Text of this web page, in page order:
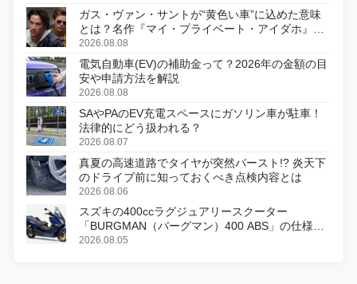
ガス・ヴァン・サントが“黄色い車”に込めた意味
とは？名作『マイ・プライベート・アイダホ』が
初のデジタルリマスター版で復活
2026.08.08
電気自動車(EV)の補助金って？2026年の金額の目
安や申請方法を解説
2026.08.08
SAやPAのEV充電スペースにガソリン車が駐車！
法律的にどう扱われる？
2026.08.07
真夏の高速道路でタイヤが突然バースト!? 炎天下
のドライブ前に知っておくべき点検内容とは
2026.08.06
スズキの400ccラグジュアリースクーター
「BURGMAN（バーグマン）400 ABS」の仕様を
変更し、8月18日に発売
2026.08.05